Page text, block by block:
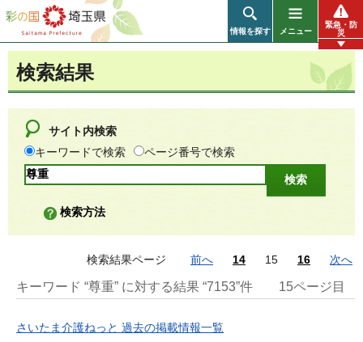
彩の国 埼玉県
情報を探す メニュー
緊急・防
災
検索結果
サイト内検索
キーワードで検索
ページ番号で検索
検索方法
検索結果ページ 前へ 14 15 16 次へ
キーワード “尊重” に対する結果 “7153”件 15ページ目
さいたま介護ねっと 過去の掲載情報一覧